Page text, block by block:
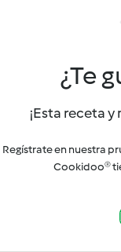
¿Te
¡Esta receta
Regístrate en nuestra
Cookidoo®